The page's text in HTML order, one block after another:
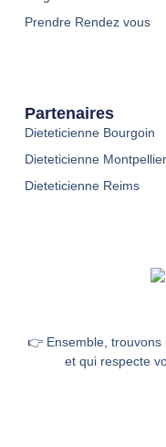
👉 Ensemble, trouvons
et qui respecte
Prendre Rendez vous
Partenaires
Dieteticienne Bourgoin
Dieteticienne Montpellier
Dieteticienne Reims